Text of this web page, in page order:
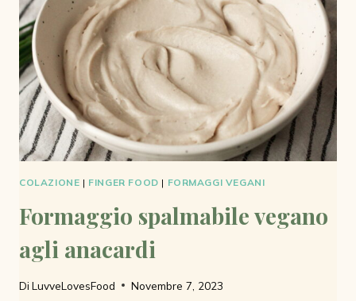
COLAZIONE | FINGER FOOD | FORMAGGI VEGANI
Formaggio spalmabile vegano
agli anacardi
Di LuvveLovesFood Novembre 7, 2023